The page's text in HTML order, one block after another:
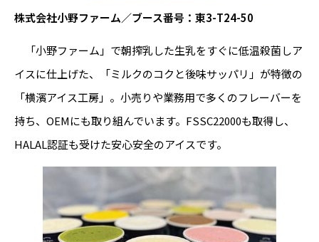
株式会社小野ファーム／ブース番号：東3-T24-50
「小野ファーム」で朝搾乳した生乳をすぐに低温殺菌しア
イスに仕上げた、「ミルクのコクと後味サッパリ」が特徴の
「横濱アイス工房」。小売りや業務用で多くのフレーバーを
持ち、OEMにも取り組んでいます。FSSC22000も取得し、
HALAL認証も受けた安心安全のアイスです。